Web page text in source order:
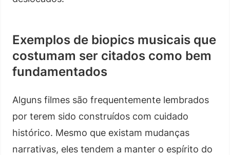
Exemplos de biopics musicais que
costumam ser citados como bem
fundamentados
Alguns filmes são frequentemente lembrados
por terem sido construídos com cuidado
histórico. Mesmo que existam mudanças
narrativas, eles tendem a manter o espírito do